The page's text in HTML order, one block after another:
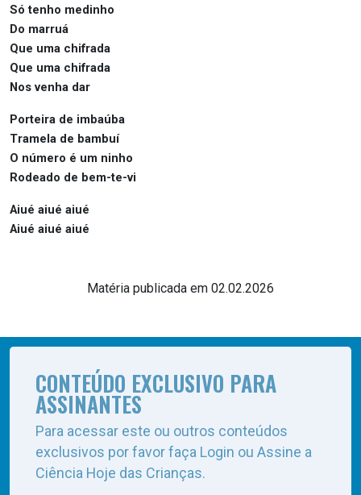
Só tenho medinho
Do marruá
Que uma chifrada
Que uma chifrada
Nos venha dar
Porteira de imbaúba
Tramela de bambuí
O número é um ninho
Rodeado de bem-te-vi
Aiué aiué aiué
Aiué aiué aiué
Matéria publicada em 02.02.2026
CONTEÚDO EXCLUSIVO PARA
ASSINANTES
Para acessar este ou outros conteúdos
exclusivos por favor faça Login ou Assine a
Ciência Hoje das Crianças.